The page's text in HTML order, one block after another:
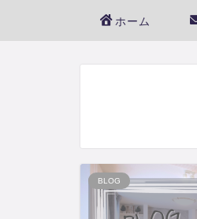
ホーム
BLOG